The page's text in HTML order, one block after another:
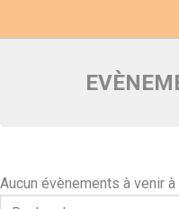
Aucun évènements à venir